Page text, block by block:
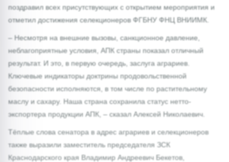
поздравил всех присутствующих с открытием мероприятия и
отметил достижения селекционеров ФГБНУ ФНЦ ВНИИМК.
– Несмотря на внешние вызовы, санкционное давление,
неблагоприятные условия, АПК страны показал отличный
результат. И это, в первую очередь, заслуга аграриев.
Ключевые индикаторы доктрины продовольственной
безопасности исполняются, в том числе по растительному
маслу и сахару. Наша страна сохранила статус нетто-
экспортера продукции АПК, – сказал Алексей Николаевич.
Тёплые слова сенатора в адрес аграриев и селекционеров
также выразили заместитель председателя ЗСК
Краснодарского края Владимир Андреевич Бекетов,